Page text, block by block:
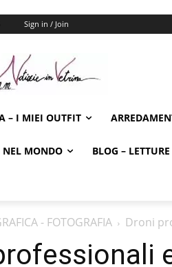
Sign in / Join
– I MIEI OUTFIT
NEL MONDO BLOG –
- FOTOGRAFIA Droni